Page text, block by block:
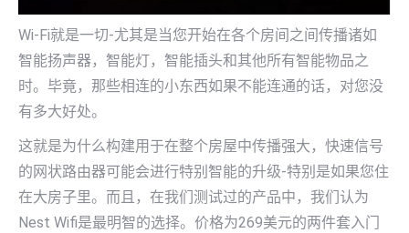
Wi-Fi就是一切-尤其是当您开始在各个房间之间传播诸如
智能扬声器，智能灯，智能插头和其他所有智能物品之
时。毕竟，那些相连的小东西如果不能连通的话，对您没
有多大好处。
这就是为什么构建用于在整个房屋中传播强大，快速信号
的网状路由器可能会进行特别智能的升级-特别是如果您住
在大房子里。而且，在我们测试过的产品中，我们认为
Nest Wifi是最明智的选择。价格为269美元的两件套入门